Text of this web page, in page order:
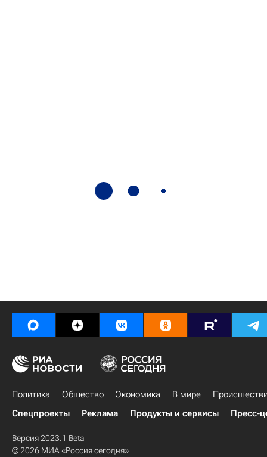
Политика Общество Экономика В мире
Спецпроекты
Реклама Продукты и сервисы Пресс-
Версия 2023.1 Beta
© 2026 МИА «Россия сегодня»